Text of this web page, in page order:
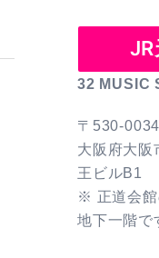
32 MUSIC
〒530-0034
大阪府大阪
王ビルB1
※ 正道会館
地下一階で